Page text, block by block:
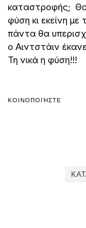
καταστροφής; Θα
φύση κι εκείνη με
πάντα θα
ο Αιντστάιν
Τη νικά η φύση!!!
ΚΟΙΝΟΠΟΙΉΣΤΕ